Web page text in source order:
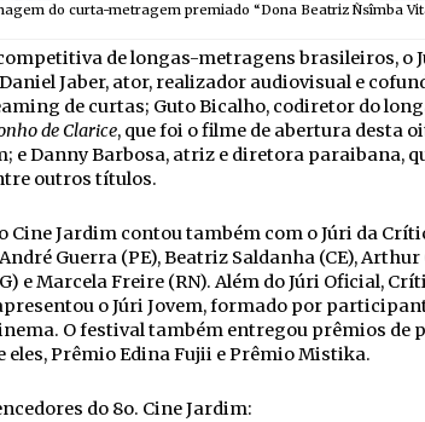
do curta-metragem premiado “Dona Beatriz Ñsîmba
de longas-metragens brasileiros, o
Jaber, ator, realizador audiovisual e
de curtas; Guto Bicalho, codiretor do
de Clarice, que foi o filme de abertura desta
e Danny Barbosa, atriz e diretora paraibana,
outros títulos.
Cine Jardim contou também com o Júri da
Guerra (PE), Beatriz Saldanha (CE), Arthur
e Marcela Freire (RN). Além do Júri Oficial,
o Júri Jovem, formado por
O festival também entregou prêmios de
eles, Prêmio Edina Fujii e Prêmio Mistika.
do 8o. Cine Jardim: